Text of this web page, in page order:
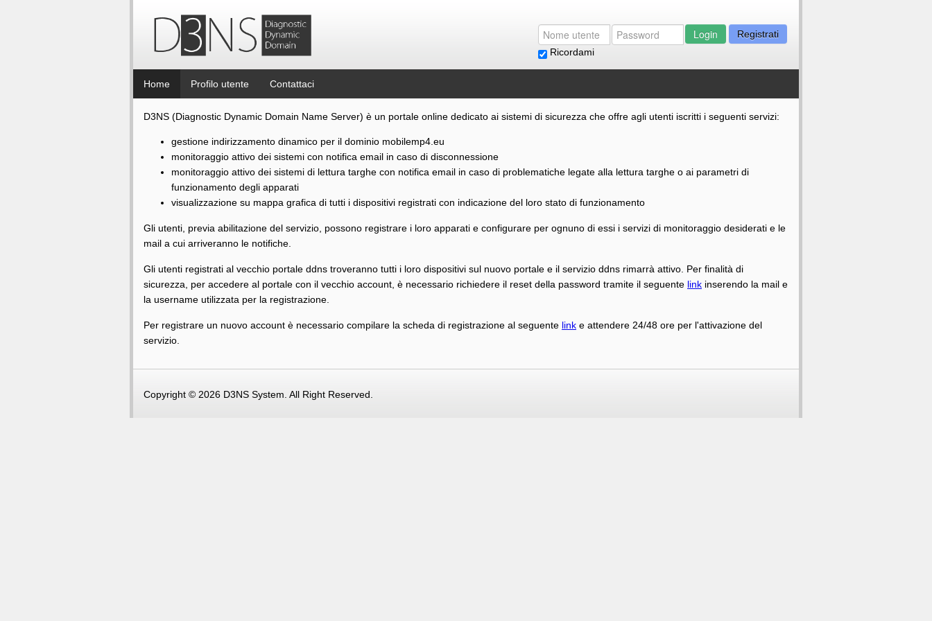
Login
Registrati
Ricordami
Home Profilo utente Contattaci
D3NS (Diagnostic Dynamic Domain Name Server) è un portale online dedicato ai sistemi di sicurezza che offre agli utenti iscritti i seguenti servizi:
gestione indirizzamento dinamico per il dominio mobilemp4.eu
monitoraggio attivo dei sistemi con notifica email in caso di disconnessione
monitoraggio attivo dei sistemi di lettura targhe con notifica email in caso di problematiche legate alla lettura targhe o ai parametri di
funzionamento degli apparati
visualizzazione su mappa grafica di tutti i dispositivi registrati con indicazione del loro stato di funzionamento
Gli utenti, previa abilitazione del servizio, possono registrare i loro apparati e configurare per ognuno di essi i servizi di monitoraggio desiderati e le
mail a cui arriveranno le notifiche.
Gli utenti registrati al vecchio portale ddns troveranno tutti i loro dispositivi sul nuovo portale e il servizio ddns rimarrà attivo. Per finalità di
sicurezza, per accedere al portale con il vecchio account, è necessario richiedere il reset della password tramite il seguente link inserendo la mail e
la username utilizzata per la registrazione.
Per registrare un nuovo account è necessario compilare la scheda di registrazione al seguente link e attendere 24/48 ore per l'attivazione del
servizio.
Copyright © 2026 D3NS System. All Right Reserved.